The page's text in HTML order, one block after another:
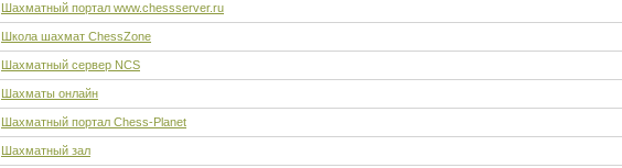
Шахматный портал www.chessserver.ru
Школа шахмат ChessZone
Шахматный сервер NCS
Шахматы онлайн
Шахматный портал Chess-Planet
Шахматный зал